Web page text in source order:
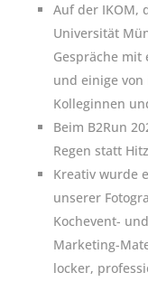
Auf der IKOM,
Universität
Gespräche
und einige
Kolleginnen
Beim B2Run
Regen statt
Kreativ wurde
unserer
Kochevent-
Marketing-
locker,